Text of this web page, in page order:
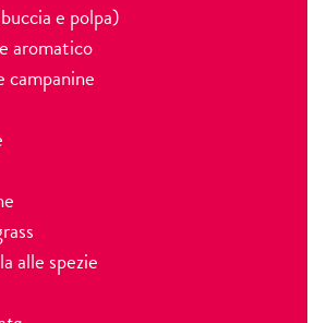
e polpa)
aromatico
campanine
alle spezie